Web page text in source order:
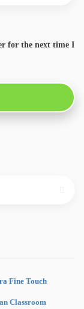
for the next time I
Fine Touch
Classroom